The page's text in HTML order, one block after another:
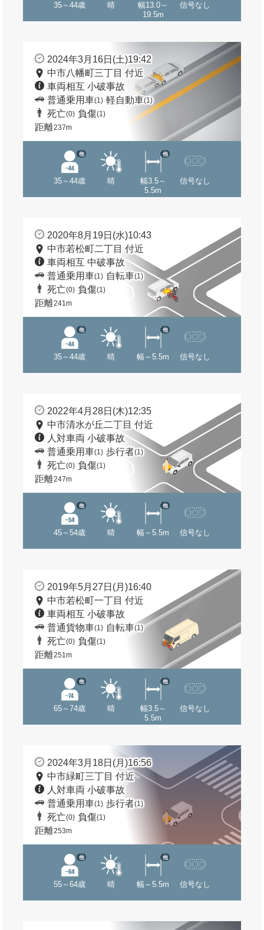
35～44歳 晴
幅13.0～
19.5m
信号なし
2024年3月16日(土)19:42
中市八幡町三丁目 付近
車両相互 小破事故
普通乗用車(1) 軽自動車(1)
死亡(0) 負傷(1)
距離237m
35～44歳
他
晴
幅3.5～
5.5m
他
信号なし
2020年8月19日(水)10:43
中市若松町二丁目 付近
車両相互 中破事故
普通乗用車(1) 自転車(1)
死亡(0) 負傷(1)
距離241m
35～44歳
他
晴 幅～5.5m
他
信号なし
2022年4月28日(木)12:35
中市清水が丘二丁目 付近
人対車両 小破事故
普通乗用車(1) 歩行者(1)
死亡(0) 負傷(1)
距離247m
45～54歳
他
晴 幅～5.5m
他
信号なし
2019年5月27日(月)16:40
中市若松町一丁目 付近
車両相互 小破事故
普通貨物車(1) 自転車(1)
死亡(0) 負傷(1)
距離251m
65～74歳
他
晴
幅3.5～
5.5m
他
信号なし
2024年3月18日(月)16:56
中市緑町三丁目 付近
人対車両 小破事故
普通乗用車(1) 歩行者(1)
死亡(0) 負傷(1)
距離253m
55～64歳
他
晴 幅～5.5m
他
信号なし